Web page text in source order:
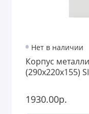
Нет в наличии
Корпус
(290х220х155)
1930.00р.